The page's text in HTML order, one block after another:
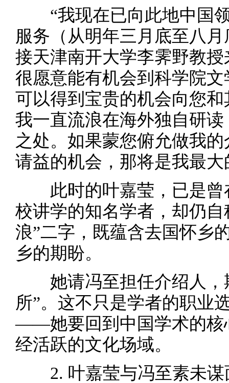
“我现在已向此地中国
服务（从明年三月底至八
接天津南开大学李霁野教
很愿意能有机会到科学院
可以得到宝贵的机会向您
我一直流浪在海外独自研
之处。如果蒙您俯允做我
请益的机会，那将是我最大
此时的叶嘉莹，已是
校讲学的知名学者，却仍自
浪”二字，既蕴含去国怀乡
乡的期盼。
她请冯至担任介绍人
所”。这不只是学者的职业
——她要回到中国学术的核
经活跃的文化场域。
2. 叶嘉莹与冯至素未